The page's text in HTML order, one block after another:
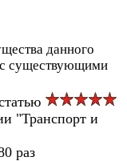
данного
с существующими
"Транспорт и
раз